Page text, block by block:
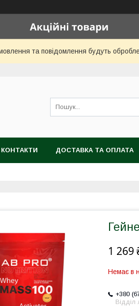
та повідомлення будуть
КОНТАКТИ ДОСТАВКА ТА ОПЛАТА
1 269
Немає в
+380
Відділ